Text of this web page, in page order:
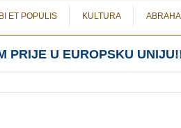
ET POPULIS KULTURA
PRIJE U EUROPSKU